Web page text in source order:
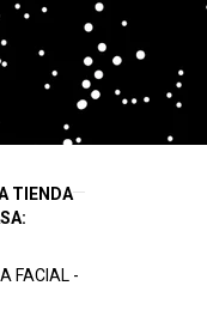
TIENDA
FACIAL -